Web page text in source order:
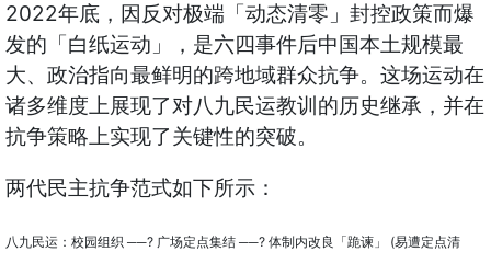
2022年底，因反对极端「动态清零」封控政策而爆
发的「白纸运动」，是六四事件后中国本土规模最
大、政治指向最鲜明的跨地域群众抗争。这场运动在
诸多维度上展现了对八九民运教训的历史继承，并在
抗争策略上实现了关键性的突破。
两代民主抗争范式如下所示：
八九民运：校园组织 ──? 广场定点集结 ──? 体制内改良「跪谏」 (易遭定点清